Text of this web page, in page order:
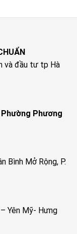
CHUẨN
và đầu tư tp Hà
Phương
Bình Mở Rộng, P.
Yên Mỹ- Hưng